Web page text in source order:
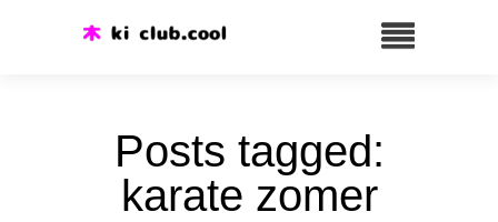
Posts tagged:
karate zomer